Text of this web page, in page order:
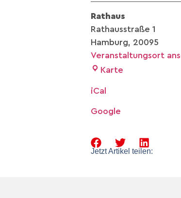
Rathaus
Rathausstraße 1
Hamburg, 20095
Veranstaltungsort
Karte
iCal
Google
Jetzt Artikel teilen: